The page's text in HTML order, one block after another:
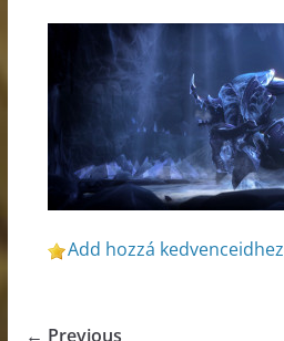
Add hozzá kedvenceidhez
← Previous